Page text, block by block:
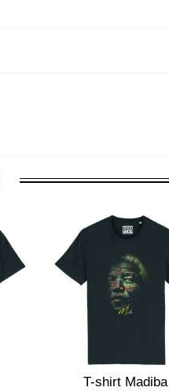
T-shirt Madiba